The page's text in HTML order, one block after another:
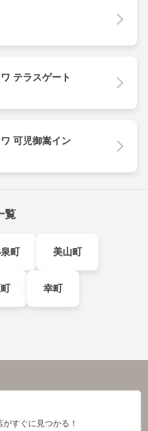
テラスゲート
可児御嵩イン
覧
町 美山町
幸町
すぐに見つかる！